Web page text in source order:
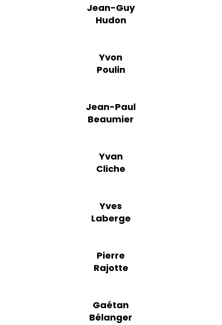
Jean-Guy
Hudon
Yvon
Poulin
Jean-Paul
Beaumier
Yvan
Cliche
Yves
Laberge
Pierre
Rajotte
Gaétan
Bélanger